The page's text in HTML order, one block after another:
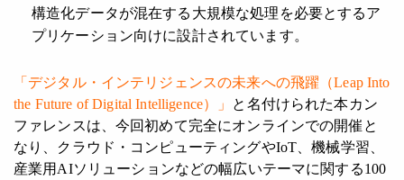
構造化データが混在する大規模な処理を必要とするア
プリケーション向けに設計されています。
「デジタル・インテリジェンスの未来への飛躍（Leap Into
the Future of Digital Intelligence）」 と名付けられた本カン
ファレンスは、今回初めて完全にオンラインでの開催と
なり、クラウド・コンピューティングやIoT、機械学習、
産業用AIソリューションなどの幅広いテーマに関する100